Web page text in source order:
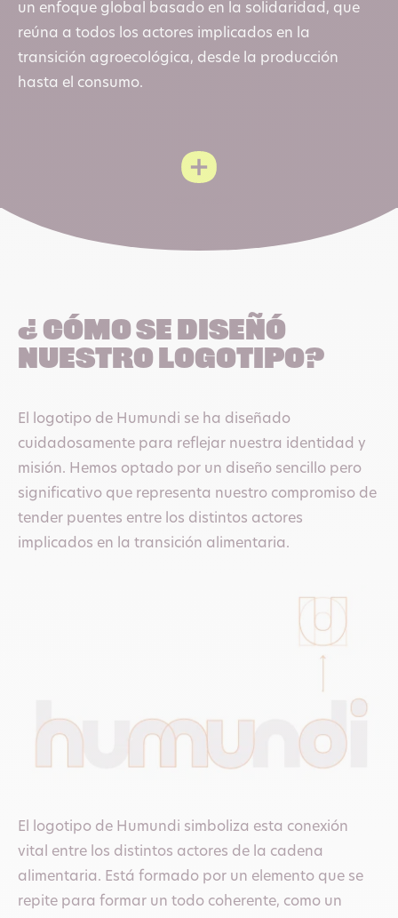
un enfoque global basado en la solidaridad, que
reúna a todos los actores implicados en la
transición agroecológica, desde la producción
hasta el consumo.
:
SOS
Faim
Humundi, porque juntos
más justo. ».
las productoras y los productores, sino también a
otros actores de la cadena alimentaria. Trabajando
juntos, aceleraremos la transición
agroecológicaypondremos en marcha soluciones
sostenibles.
todas y todos tengan acceso a alimentos
Como Humundi, encarnamos esta visión y hacemos
un llamamiento a la acción colectiva para que
nuestros sistemas alimentarios sean más justos,
inclusivos y sostenibles.
justicia alimentaria sea una realidad, en el que se
preserven los recursos naturales y en el que todas
las personas tengan acceso a una alimentacion
sana.
¿ Cómo se diseñó
nuestro logotipo?
El logotipo de Humundi se ha diseñado
cuidadosamente para reflejar nuestra identidad y
misión. Hemos optado por un diseño sencillo pero
significativo que representa nuestro compromiso de
tender puentes entre los distintos actores
implicados en la transición alimentaria.
El logotipo de Humundi simboliza esta conexión
vital entre los distintos actores de la cadena
alimentaria. Está formado por un elemento que se
repite para formar un todo coherente, como un